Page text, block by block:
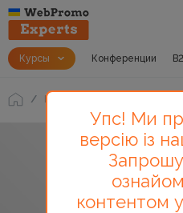
Курсы Конференции
Блог Запись
Упс! Ми
версію із
контентом